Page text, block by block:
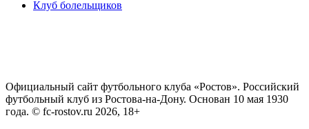
Клуб болельщиков
Официальный сайт футбольного клуба «Ростов». Российский
футбольный клуб из Ростова-на-Дону. Основан 10 мая 1930
года. © fc-rostov.ru 2026, 18+